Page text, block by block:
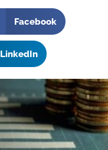
Facebook
LinkedIn